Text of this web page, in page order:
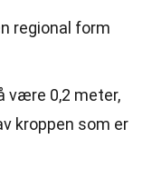
regional form
være 0,2 meter,
kroppen som er